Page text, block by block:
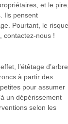
et le pire,
Ils pensent
Pourtant, le risque
contactez-nous !
l’étêtage d’arbre
à partir des
pour assumer
un dépérissement
selon les